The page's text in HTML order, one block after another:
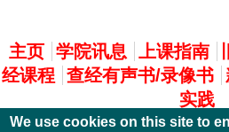
主選單
主页 学院讯息 上课指南
经课程
查经有声书/录像书
实践
We use cookies on this site to